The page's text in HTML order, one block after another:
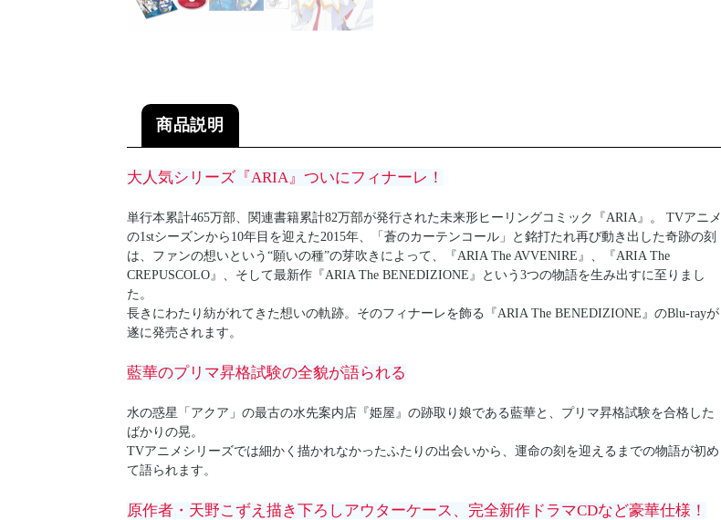
商品説明
大人気シリーズ『ARIA』ついにフィナーレ！
単行本累計465万部、関連書籍累計82万部が発行された未来形ヒーリングコミック『ARIA』。 TVアニメ
の1stシーズンから10年目を迎えた2015年、「蒼のカーテンコール」と銘打たれ再び動き出した奇跡の刻
は、ファンの想いという“願いの種”の芽吹きによって、『ARIA The AVVENIRE』、『ARIA The
CREPUSCOLO』、そして最新作『ARIA The BENEDIZIONE』という3つの物語を生み出すに至りまし
た。
長きにわたり紡がれてきた想いの軌跡。そのフィナーレを飾る『ARIA The BENEDIZIONE』のBlu-rayが
遂に発売されます。
藍華のプリマ昇格試験の全貌が語られる
水の惑星「アクア」の最古の水先案内店『姫屋』の跡取り娘である藍華と、プリマ昇格試験を合格した
ばかりの晃。
TVアニメシリーズでは細かく描かれなかったふたりの出会いから、運命の刻を迎えるまでの物語が初め
て語られます。
原作者・天野こずえ描き下ろしアウターケース、完全新作ドラマCDなど豪華仕様！